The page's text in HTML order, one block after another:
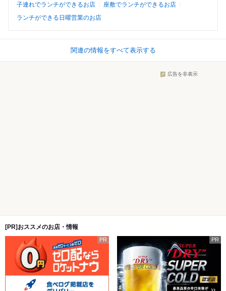
子連れでランチができるお店
座敷でランチができるお店
ランチができる日曜営業のお店
関連の情報をすべて表示する
広告を非表示
[PR]おススメのお店・情報
PR PR